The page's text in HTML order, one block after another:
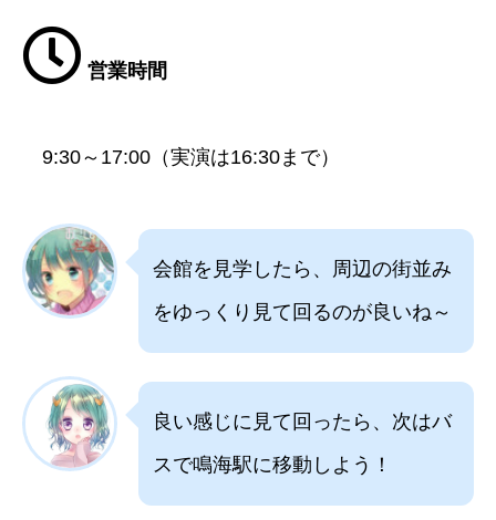
営業時間
9:30～17:00（実演は16:30まで）
会館を見学したら、周辺の街並み
をゆっくり見て回るのが良いね～
良い感じに見て回ったら、次はバ
スで鳴海駅に移動しよう！